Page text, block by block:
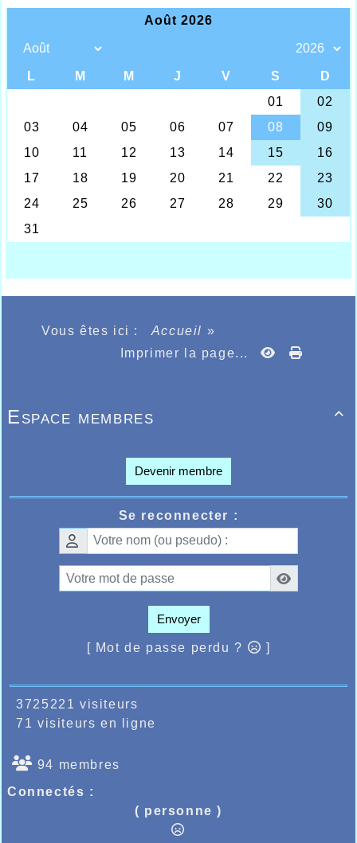
ce week-end, il a été constaté que la jeune minime
haies minime fille que détenait depuis 2015 la
Castellanos avec 7.71 réalisé à Nogent sur Oise,
qualification et ainsi établir un nouveau record
Un grand bravo à cette jeune athlète pleine de talent et
d'avenir formée au club d'athlétisme Halluinois.
Vous êtes ici : Accueil »
Imprimer la page...

Espace membres
Devenir membre
Se reconnecter :
Envoyer
[ Mot de passe perdu ? ]
3725221 visiteurs
71 visiteurs en ligne
94 membres
Connectés :
( personne )